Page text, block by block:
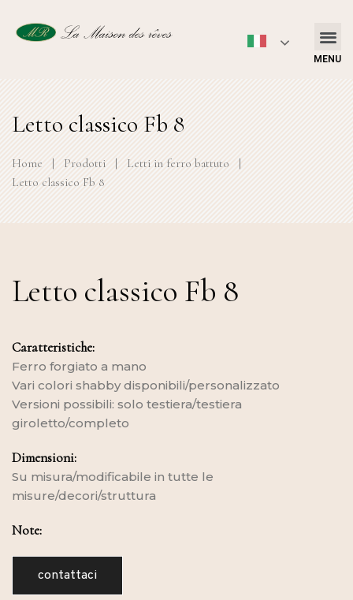
MENU
Letto classico Fb 8
Home | Prodotti | Letti in ferro battuto
|
Letto classico Fb 8
Letto classico Fb 8
Caratteristiche:
Ferro forgiato a mano
Vari colori shabby disponibili/personalizzato
Versioni possibili: solo testiera/testiera
giroletto/completo
Dimensioni:
Su misura/modificabile in tutte le
misure/decori/struttura
Note:
contattaci